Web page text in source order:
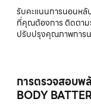
รับคะแนนการนอนหลั
ที่คุณต้องการ ติดตาม
ปรับปรุงคุณภาพการ
การตรวจสอบพ
BODY